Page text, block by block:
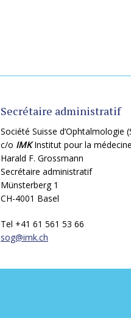
Secrétaire administratif
Société Suisse d’Ophtalmologie
c/o IMKInstitut pour la
Harald F. Grossmann
Secrétaire administratif
Münsterberg 1
CH-4001 Basel
Tel +41 61 561 53 66
sog@imk.ch